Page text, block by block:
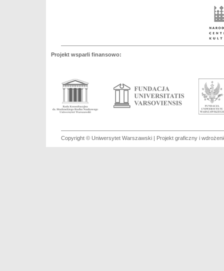
Projekt wsparli finansowo:
Copyright © Uniwersytet Warszawski | Projekt graficzny i